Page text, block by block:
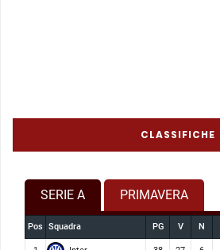
CLASSIFICHE
SERIE A PRIMAVERA
Pos Squadra PG V N